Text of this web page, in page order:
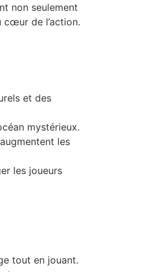
non seulement
de l’action.
et des
mystérieux.
les
les joueurs
tout en jouant.